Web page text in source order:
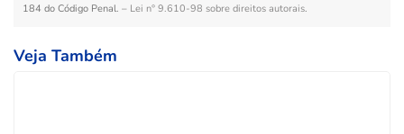
184 do Código Penal. – Lei n° 9.610-98 sobre direitos autorais.
Veja Também